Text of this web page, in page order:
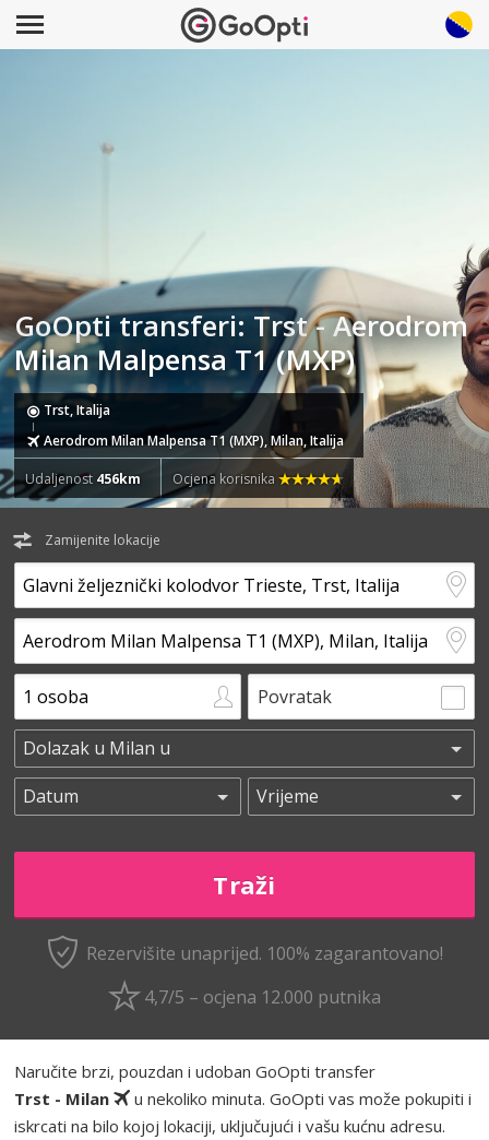
GoOpti transferi: Trst - Aerodrom
Milan Malpensa T1 (MXP)
Trst, Italija
Aerodrom Milan Malpensa T1 (MXP), Milan, Italija
Udaljenost 456km Ocjena korisnika
Zamijenite lokacije
Povratak
Rezervišite unaprijed. 100% zagarantovano!
4,7/5 – ocjena 12.000 putnika
Naručite brzi, pouzdan i udoban GoOpti transfer
Trst - Milan
u nekoliko minuta. GoOpti vas može pokupiti i
iskrcati na bilo kojoj lokaciji, uključujući i vašu kućnu adresu.